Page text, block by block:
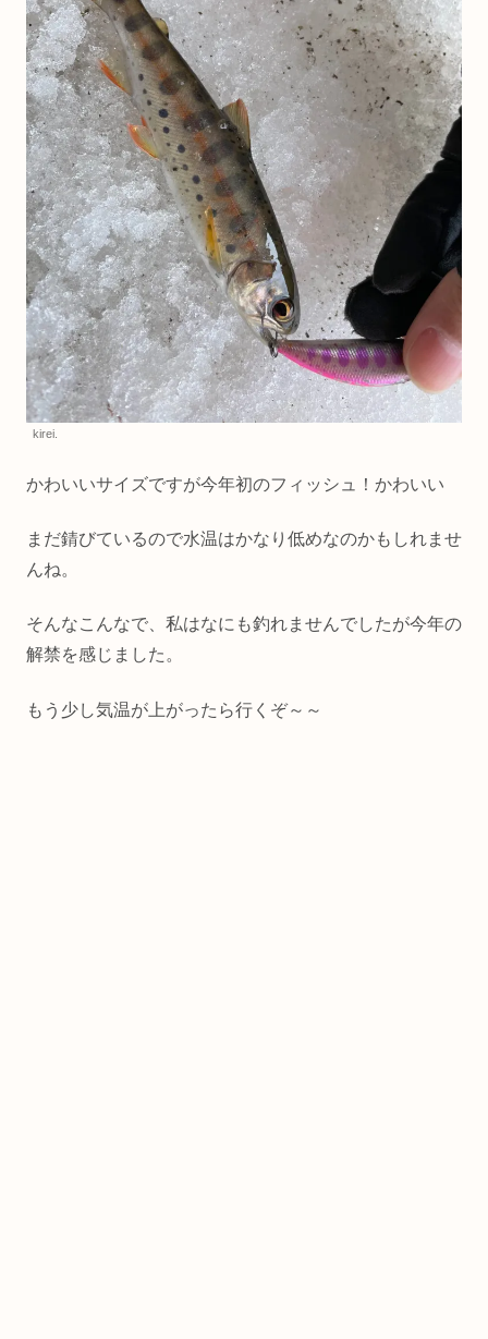
kirei.
かわいいサイズですが今年初のフィッシュ！かわいい
まだ錆びているので水温はかなり低めなのかもしれませ
んね。
そんなこんなで、私はなにも釣れませんでしたが今年の
解禁を感じました。
もう少し気温が上がったら行くぞ～～